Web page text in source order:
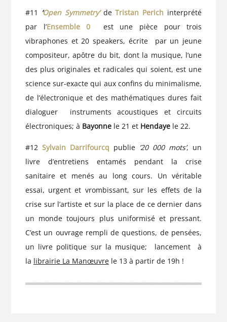
#11 Open Symmetry’ deTristan Perich interprété
par l’Ensemble 0 est une pièce pour trois
vibraphones et 20 speakers, écrite par un jeune
compositeur, apôtre du bit, dont la musique, l’une
des plus originales et radicales qui soient, est une
science sur-exacte qui aux confins du minimalisme,
de l’électronique et des mathématiques dures fait
dialoguer instruments acoustiques et circuits
électroniques; à Bayonnele 21 et Hendayele 22.
#12 Sylvain Darrifourcq publie ’20 000 mots’, un
livre d’entretiens entamés pendant la crise
sanitaire et menés au long cours. Un véritable
essai, urgent et vrombissant, sur les effets de la
crise sur l’artiste et sur la place de ce dernier dans
un monde toujours plus uniformisé et pressant.
C’est un ouvrage rempli de questions, de pensées,
un livre politique sur la musique; lancement à
la librairie La Manœuvrele 13 à partir de 19h !